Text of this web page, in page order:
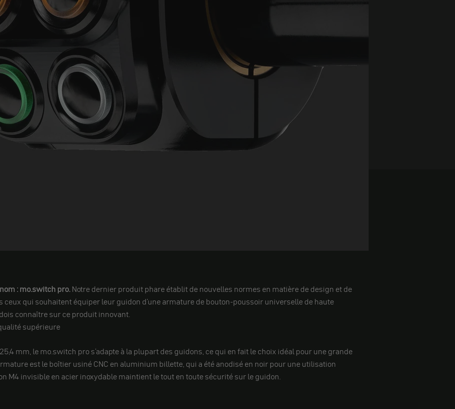
: mo.switch pro.Notre dernier produit phare établit de nouvelles normes en matière de design et de
ceux qui souhaitent équiper leur guidon d'une armature de bouton-poussoir universelle de haute
connaître sur ce produit innovant.
supérieure
mm, le mo.switch pro s'adapte à la plupart des guidons, ce qui en fait le choix idéal pour une grande
est le boîtier usiné CNC en aluminium billette, qui a été anodisé en noir pour une utilisation
M4 invisible en acier inoxydable maintient le tout en toute sécurité sur le guidon.